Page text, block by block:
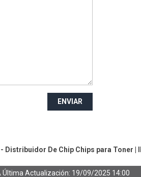
ENVIAR
Distribuidor De Chip Chips para Toner
Última Actualización: 19/09/2025 14:00